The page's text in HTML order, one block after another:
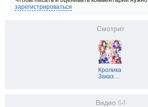
зарегистрироваться
Смотрит
Кролика
Заказ…
Видео 64